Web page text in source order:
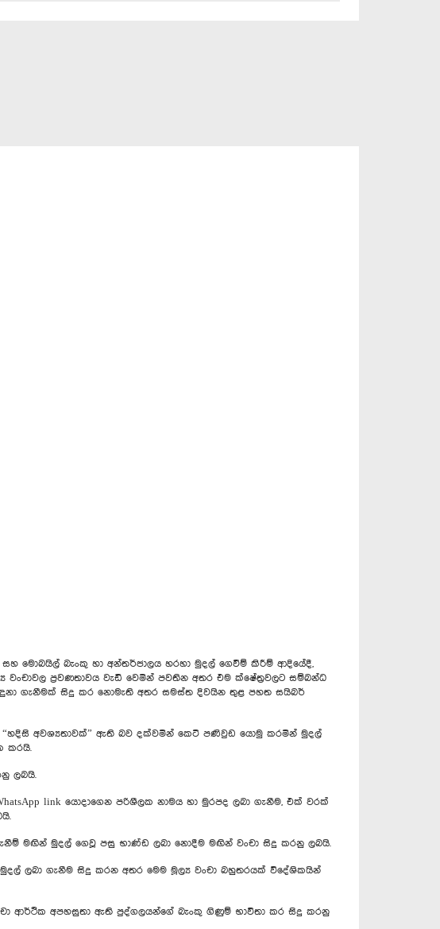
සහ මොබයිල් බැංකු හා අන්තර්ජාලය හරහා මුදල් ගෙවීම් කිරීම් ආදියේදී,
වංචාවල ප්‍රවණතාවය වැඩි වෙමින් පවතින අතර එම ක්ෂේත්‍රවලට සම්බන්ධ
ගැනීමක් සිදු කර නොමැති අතර සමස්ත දිවයින තුළ පහත සයිබර්
“හදිසි අවශ්‍යතාවක්” ඇති බව දක්වමින් කෙටි පණිවුඩ යොමු කරමින් මුදල්
කරයි.
ලබයි.
link යොදාගෙන පරිශීලක නාමය හා මුරපද ලබා ගැනීම, එක් වරක්
ගැනීම් මඟින් මුදල් ගෙවූ පසු භාණ්ඩ ලබා නොදීම මඟින් වංචා සිදු කරනු ලබයි.
ලබා ගැනීම සිදු කරන අතර මෙම මූල්‍ය වංචා බහුතරයක් විදේශිකයින්
ආර්ථික අපහසුතා ඇති පුද්ගලයන්ගේ බැංකු ගිණුම් භාවිතා කර සිදු කරනු